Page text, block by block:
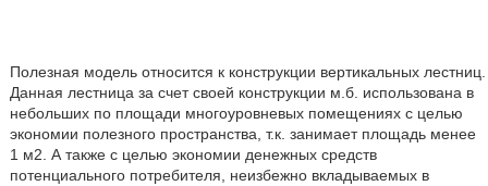
Полезная модель относится к конструкции вертикальных лестниц.
Данная лестница за счет своей конструкции м.б. использована в
небольших по площади многоуровневых помещениях с целью
экономии полезного пространства, т.к. занимает площадь менее
1 м2. А также с целью экономии денежных средств
потенциального потребителя, неизбежно вкладываемых в